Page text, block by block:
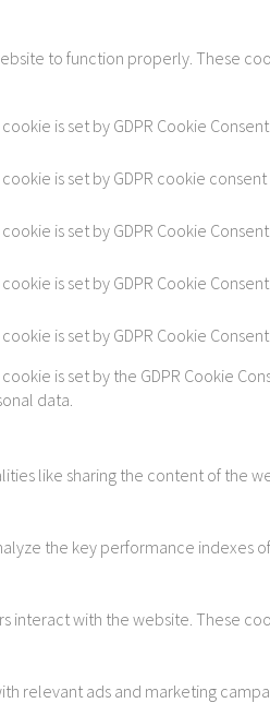
to function properly. These
cookie is set by GDPR Cookie
is set by GDPR cookie
cookie is set by GDPR Cookie
cookie is set by GDPR Cookie
cookie is set by GDPR Cookie
is set by the GDPR Cookie
data.
like sharing the content of the
the key performance indexes
interact with the website. These
relevant ads and marketing